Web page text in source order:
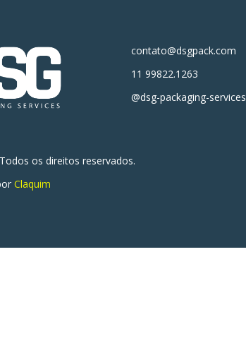
contato@dsgpack.com
11 99822.1263
@dsg-packaging-services
os direitos reservados.
Claquim